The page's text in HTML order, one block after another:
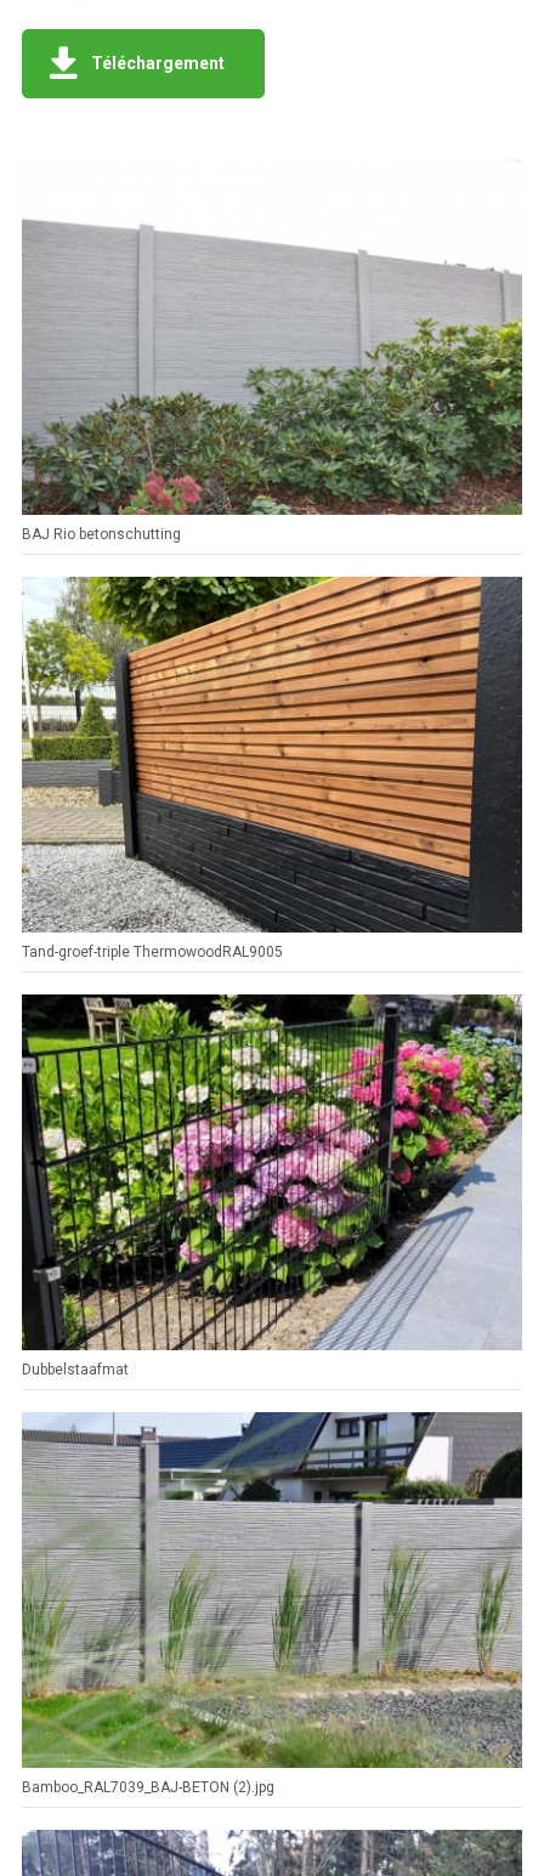
Téléchargement
BAJ Rio betonschutting
Tand-groef-triple ThermowoodRAL9005
Dubbelstaafmat
Bamboo_RAL7039_BAJ-BETON (2).jpg